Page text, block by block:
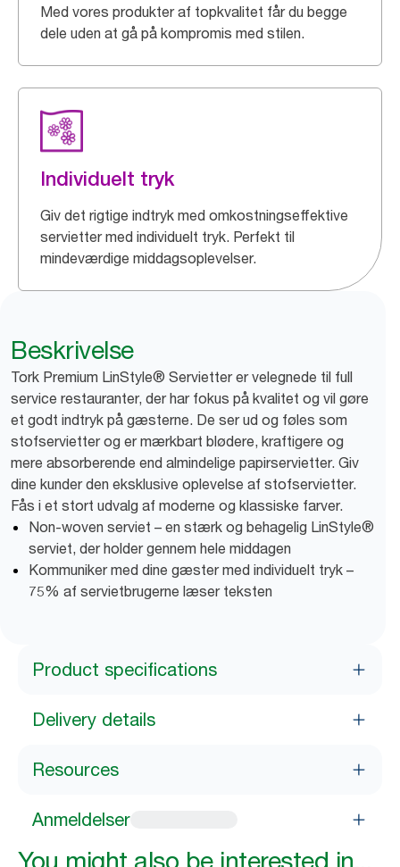
Med vores produkter af topkvalitet får du begge
dele uden at gå på kompromis med stilen.
Individuelt tryk
Giv det rigtige indtryk med omkostningseffektive
servietter med individuelt tryk. Perfekt til
mindeværdige middagsoplevelser.
Beskrivelse
Tork Premium LinStyle® Servietter er velegnede til full
service restauranter, der har fokus på kvalitet og vil gøre
et godt indtryk på gæsterne. De ser ud og føles som
stofservietter og er mærkbart blødere, kraftigere og
mere absorberende end almindelige papirservietter. Giv
dine kunder den eksklusive oplevelse af stofservietter.
Fås i et stort udvalg af moderne og klassiske farver.
Non-woven serviet – en stærk og behagelig LinStyle®
serviet, der holder gennem hele middagen
Kommuniker med dine gæster med individuelt tryk –
75% af servietbrugerne læser teksten
Product specifications
Delivery details
Resources
Anmeldelser
You might also be interested in...